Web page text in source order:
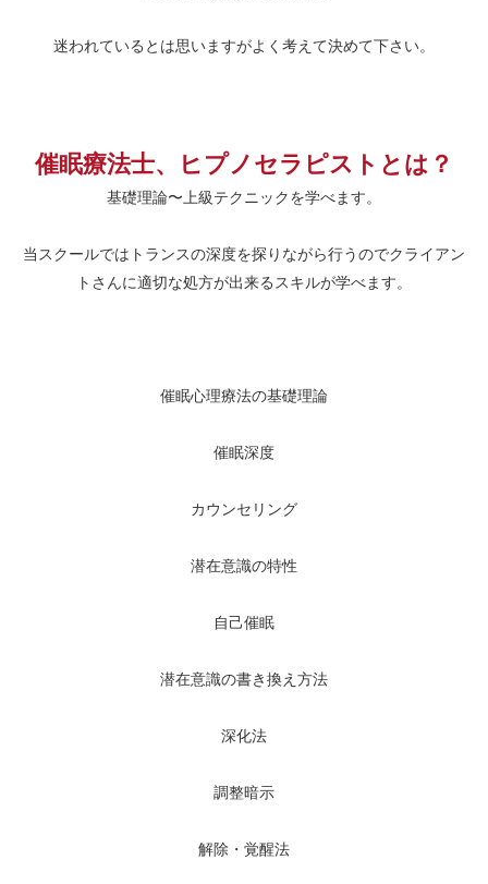
迷われているとは思いますがよく考えて決めて下さい。
催眠療法士、ヒプノセラピストとは？
基礎理論〜上級テクニックを学べます。
当スクールではトランスの深度を探りながら行うのでクライアン
トさんに適切な処方が出来るスキルが学べます。
催眠心理療法の基礎理論
催眠深度
カウンセリング
潜在意識の特性
自己催眠
潜在意識の書き換え方法
深化法
調整暗示
解除・覚醒法